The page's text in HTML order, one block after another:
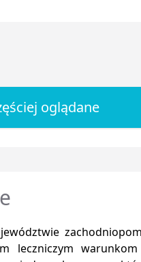
oglądane
leczniczym